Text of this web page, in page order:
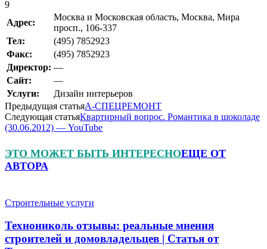
9
Адрес:
Москва и Московская область, Москва, Мира
просп., 106-337
Teл:
(495) 7852923
Факс:
(495) 7852923
Директор: —
Сайт:
—
Услуги:
Дизайн интерьеров
Предыдущая статьяА-СПЕЦРЕМОНТ
Следующая статьяКвартирный вопрос. Романтика в шоколаде
(30.06.2012) — YouTube
ЭТО МОЖЕТ БЫТЬ ИНТЕРЕСНОЕЩЕ ОТ
АВТОРА
Строительные услуги
Технониколь отзывы: реальные мнения
строителей и домовладельцев | Статья от